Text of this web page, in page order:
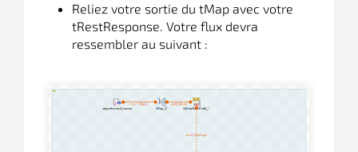
Reliez votre sortie du tMap avec votre
tRestResponse. Votre flux devra
ressembler au suivant :